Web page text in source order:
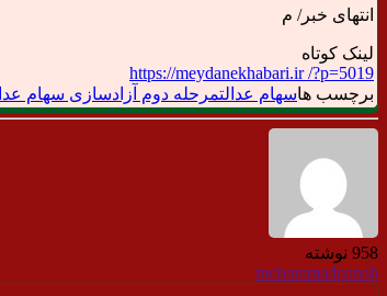
انتهای خبر/ م
لینک کوتاه
https://meydanekhabari.ir /?p=5019
برچسب هاسهام عدالتمرحله دوم آزادسازی سهام
958 نوشته
mohammadpanah